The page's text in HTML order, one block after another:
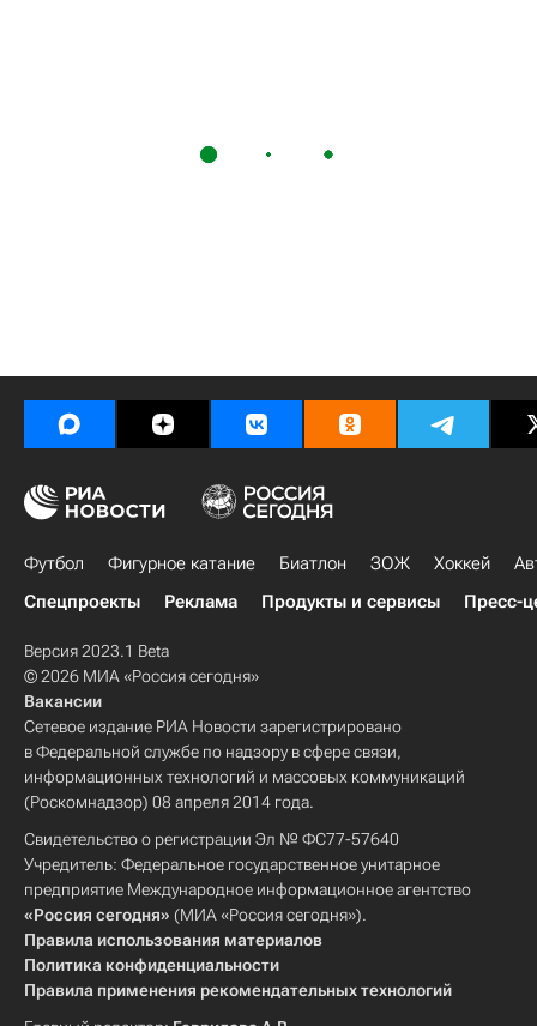
Футбол Фигурное катание Биатлон ЗОЖ Хоккей
Спецпроекты
Реклама Продукты и сервисы Пресс-
Версия 2023.1 Beta
© 2026 МИА «Россия сегодня»
Вакансии
Сетевое издание РИА Новости зарегистрировано
в Федеральной службе по надзору в сфере связи,
информационных технологий и массовых коммуникаций
(Роскомнадзор) 08 апреля 2014 года.
Свидетельство о регистрации Эл № ФС77-57640
Учредитель: Федеральное государственное унитарное
предприятие Международное информационное агентство
«Россия сегодня» (МИА «Россия сегодня»).
Правила использования материалов
Политика конфиденциальности
Правила применения рекомендательных технологий